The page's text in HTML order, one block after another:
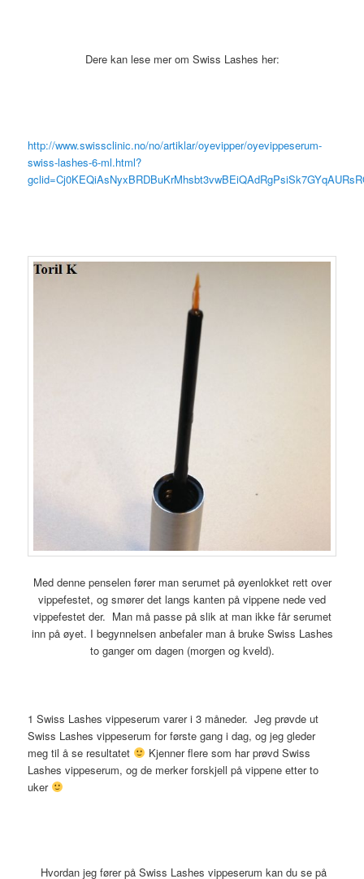
Dere kan lese mer om Swiss Lashes her:
http://www.swissclinic.no/no/artiklar/oyevipper/oyevippeserum-
swiss-lashes-6-ml.html?
Med denne penselen fører man serumet på øyenlokket rett over
vippefestet, og smører det langs kanten på vippene nede ved
vippefestet der. Man må passe på slik at man ikke får serumet
inn på øyet. I begynnelsen anbefaler man å bruke Swiss Lashes
to ganger om dagen (morgen og kveld).
1 Swiss Lashes vippeserum varer i 3 måneder. Jeg prøvde ut
Swiss Lashes vippeserum for første gang i dag, og jeg gleder
meg til å se resultatet
Kjenner flere som har prøvd Swiss
Lashes vippeserum, og de merker forskjell på vippene etter to
uker
Hvordan jeg fører på Swiss Lashes vippeserum kan du se på